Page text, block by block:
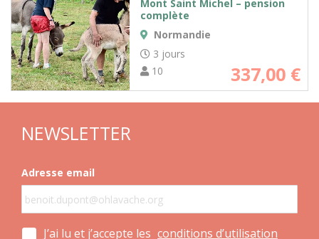
Mont Saint Michel – pension
complète
Normandie
3 jours
10
337,00 €
NEWSLETTER
Adresse email
J’ai lu et j’accepte les conditions d’utilisation